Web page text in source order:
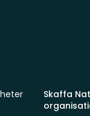
Skaffa